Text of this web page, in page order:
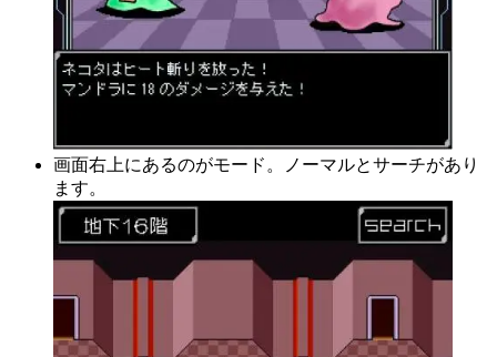
画面右上にあるのがモード。ノーマルとサーチがあり
ます。